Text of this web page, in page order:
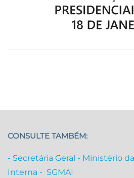
CONSULTE TAMBÉM:
- Secretária Geral - Ministério
Interna - SGMAI